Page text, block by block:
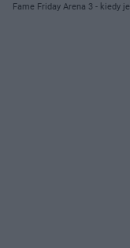
Fame Friday Arena 3 - kiedy